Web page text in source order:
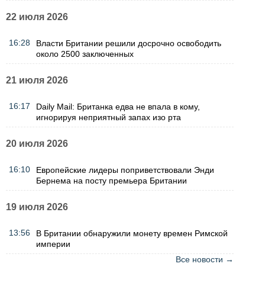
22 июля 2026
16:28
Власти Британии решили досрочно освободить
около 2500 заключенных
21 июля 2026
16:17
Daily Mail: Британка едва не впала в кому,
игнорируя неприятный запах изо рта
20 июля 2026
16:10
Европейские лидеры поприветствовали Энди
Бернема на посту премьера Британии
19 июля 2026
13:56
В Британии обнаружили монету времен Римской
империи
Все новости →